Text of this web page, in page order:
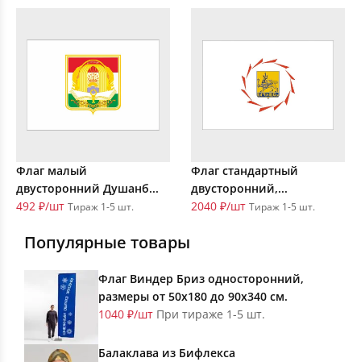
Флаг малый
двусторонний Душанб...
492 ₽/шт Тираж 1-5 шт.
Флаг стандартный
двусторонний,...
2040 ₽/шт Тираж 1-5 шт.
Популярные товары
Флаг Виндер Бриз односторонний,
размеры от 50х180 до 90х340 см.
1040 ₽/шт При тираже 1-5 шт.
Балаклава из Бифлекса